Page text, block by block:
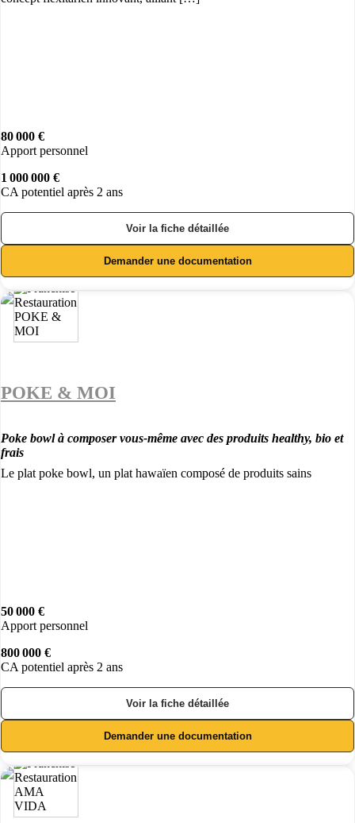
80 000 €
Apport personnel
1 000 000 €
CA potentiel après 2 ans
Voir la fiche détaillée
Demander une documentation
POKE & MOI
Poke bowl à composer vous-même avec des produits healthy, bio et
frais
Le plat poke bowl, un plat hawaïen composé de produits sains
50 000 €
Apport personnel
800 000 €
CA potentiel après 2 ans
Voir la fiche détaillée
Demander une documentation